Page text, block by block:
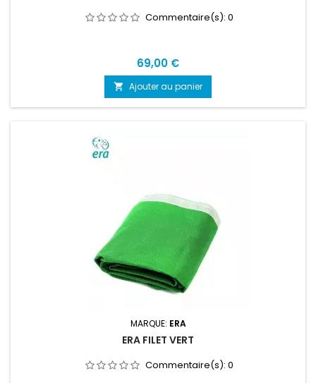
Commentaire(s): 0
Prix
69,00 €
 Ajouter au panier
MARQUE: ERA
ERA FILET VERT
Commentaire(s): 0